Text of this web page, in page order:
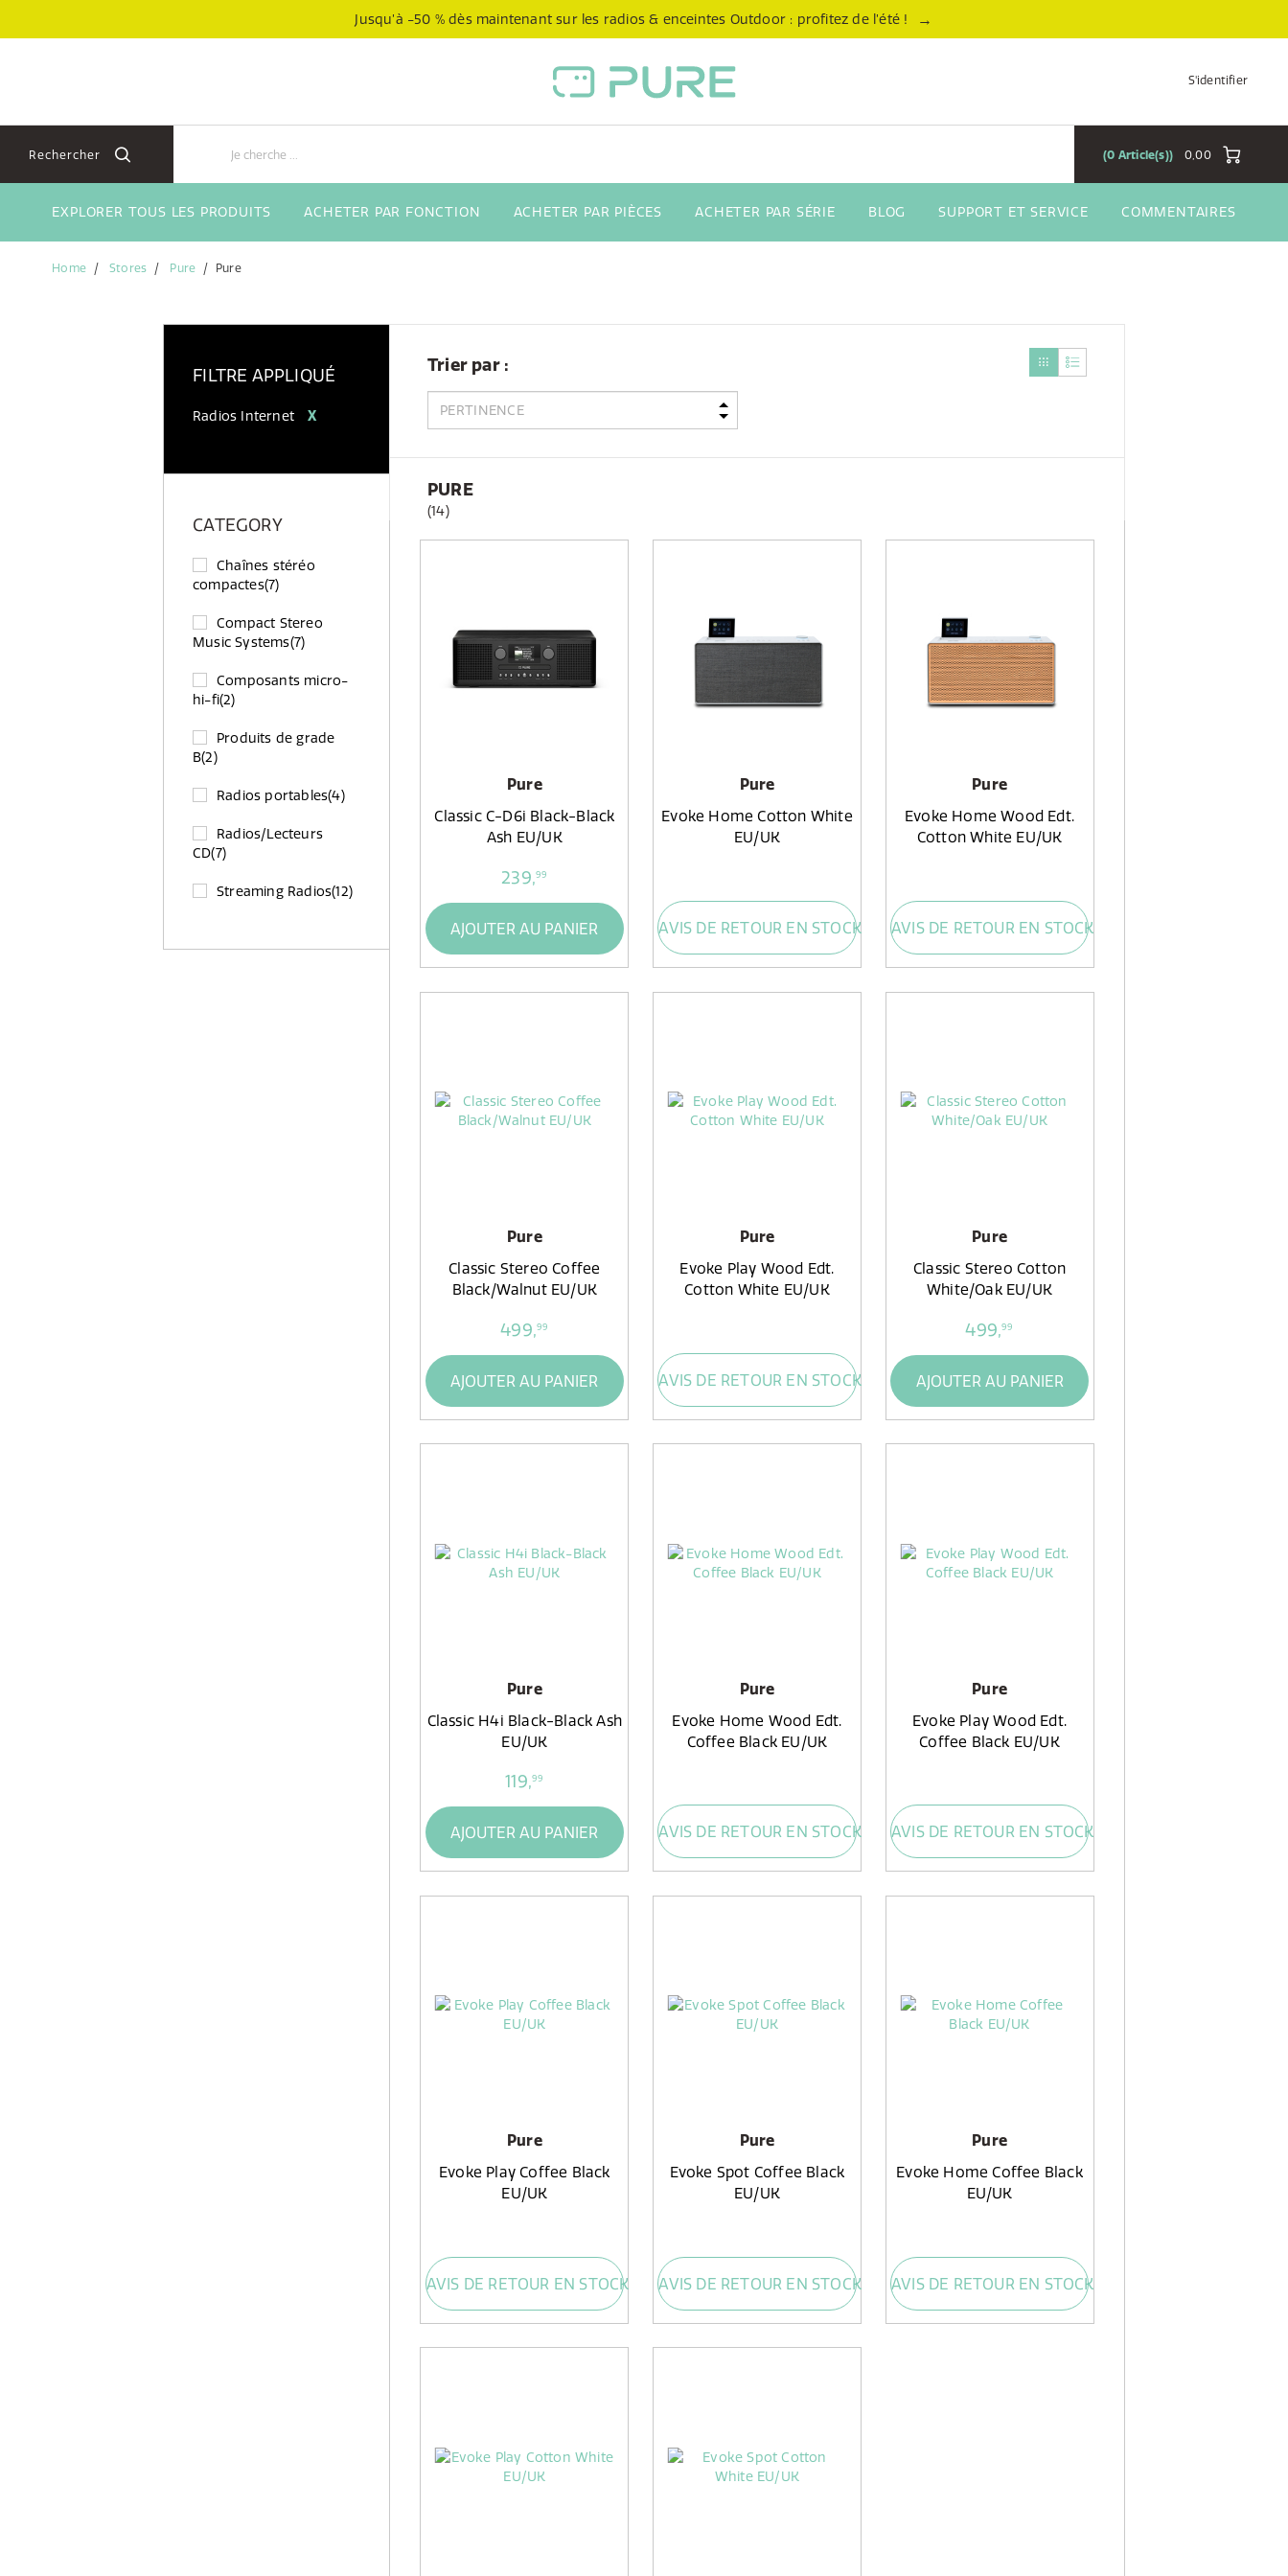
Jusqu’à -50 % dès maintenant sur les radios & enceintes Outdoor : profitez de l’été ! →
S'identifier
Rechercher 0,00
0 Article(s)
EXPLORER TOUS LES PRODUITS ACHETER PAR FONCTION ACHETER PAR PIÈCES ACHETER PAR SÉRIE BLOG SUPPORT ET SERVICE COMMENTAIRES
Home Stores Pure Pure
FILTRE APPLIQUÉ
Radios Internet X
CATEGORY
Chaînes stéréo
compactes(7)
Compact Stereo
Music Systems(7)
Composants micro-
hi-fi(2)
Produits de grade
B(2)
Radios portables(4)
Radios/Lecteurs
CD(7)
Streaming Radios(12)
Trier par :
PURE
(14)
Pure
Classic C-D6i Black-Black
Ash EU/UK
239,99
AJOUTER AU PANIER
Pure
Evoke Home Cotton White
EU/UK
AVIS DE RETOUR EN STOCK
Pure
Evoke Home Wood Edt.
Cotton White EU/UK
AVIS DE RETOUR EN STOCK
Pure
Classic Stereo Coffee
Black/Walnut EU/UK
499,99
AJOUTER AU PANIER
Pure
Evoke Play Wood Edt.
Cotton White EU/UK
AVIS DE RETOUR EN STOCK
Pure
Classic Stereo Cotton
White/Oak EU/UK
499,99
AJOUTER AU PANIER
Pure
Classic H4i Black-Black Ash
EU/UK
119,99
AJOUTER AU PANIER
Pure
Evoke Home Wood Edt.
Coffee Black EU/UK
AVIS DE RETOUR EN STOCK
Pure
Evoke Play Wood Edt.
Coffee Black EU/UK
AVIS DE RETOUR EN STOCK
Pure
Evoke Play Coffee Black
EU/UK
AVIS DE RETOUR EN STOCK
Pure
Evoke Spot Coffee Black
EU/UK
AVIS DE RETOUR EN STOCK
Pure
Evoke Home Coffee Black
EU/UK
AVIS DE RETOUR EN STOCK